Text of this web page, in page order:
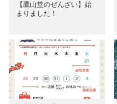
【鷹山堂のぜんざい】始
まりました！